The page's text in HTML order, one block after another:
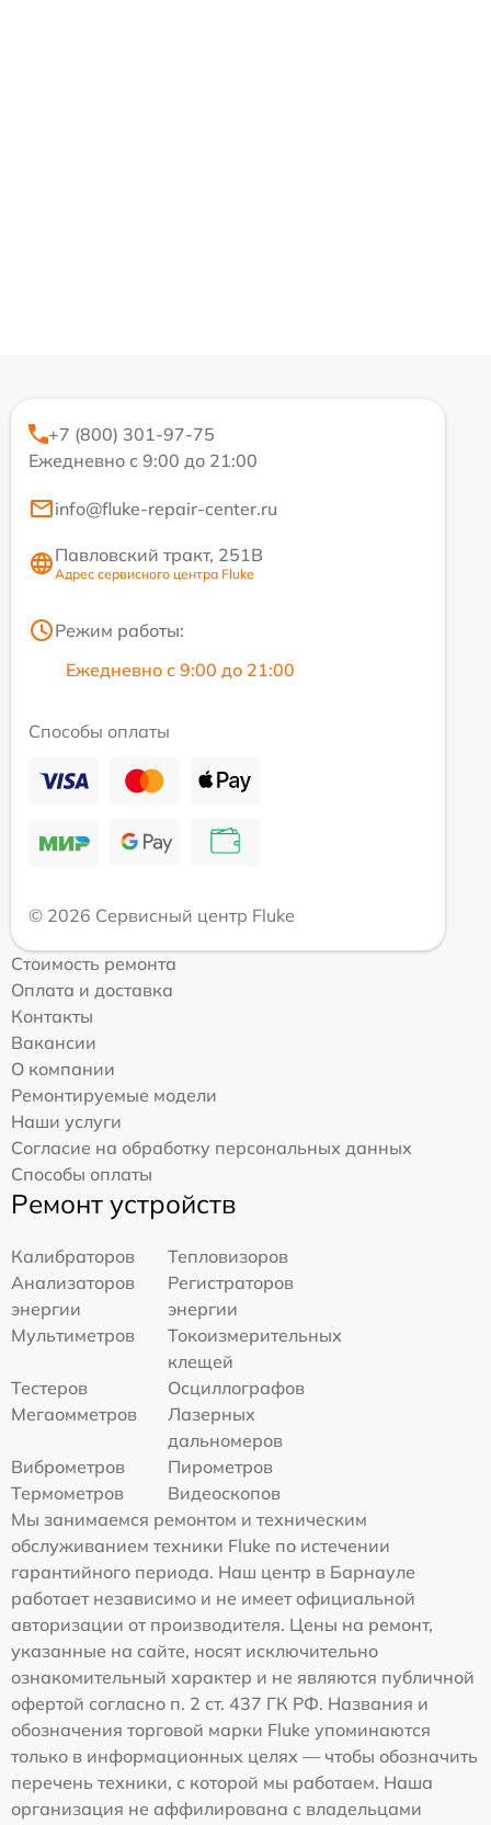
+7 (800) 301-97-75
Ежедневно с 9:00 до 21:00
info@fluke-repair-center.ru
Павловский тракт, 251В
Адрес сервисного центра Fluke
Режим работы:
Ежедневно с 9:00 до 21:00
Способы оплаты
© 2026 Сервисный центр Fluke
Стоимость ремонта
Оплата и доставка
Контакты
Вакансии
О компании
Ремонтируемые модели
Наши услуги
Согласие на обработку персональных данных
Способы оплаты
Ремонт устройств
Калибраторов
Тепловизоров
Анализаторов
энергии
Регистраторов
энергии
Мультиметров
Токоизмерительных
клещей
Тестеров
Осциллографов
Мегаомметров
Лазерных
дальномеров
Виброметров
Пирометров
Термометров
Видеоскопов
Мы занимаемся ремонтом и техническим
обслуживанием техники Fluke по истечении
гарантийного периода. Наш центр в Барнауле
работает независимо и не имеет официальной
авторизации от производителя. Цены на ремонт,
указанные на сайте, носят исключительно
ознакомительный характер и не являются публичной
офертой согласно п. 2 ст. 437 ГК РФ. Названия и
обозначения торговой марки Fluke упоминаются
только в информационных целях — чтобы обозначить
перечень техники, с которой мы работаем. Наша
организация не аффилирована с владельцами